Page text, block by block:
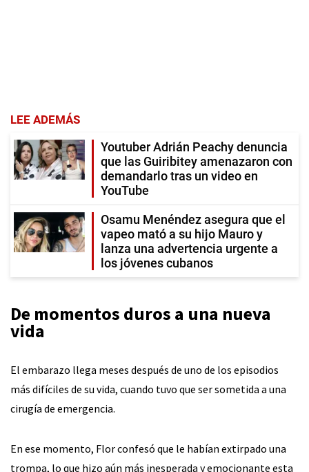
LEE ADEMÁS
Youtuber Adrián Peachy denuncia
que las Guiribitey amenazaron con
demandarlo tras un video en
YouTube
Osamu Menéndez asegura que el
vapeo mató a su hijo Mauro y
lanza una advertencia urgente a
los jóvenes cubanos
De momentos duros a una nueva
vida
El embarazo llega meses después de uno de los episodios
más difíciles de su vida, cuando tuvo que ser sometida a una
cirugía de emergencia.
En ese momento, Flor confesó que le habían extirpado una
trompa, lo que hizo aún más inesperada y emocionante esta